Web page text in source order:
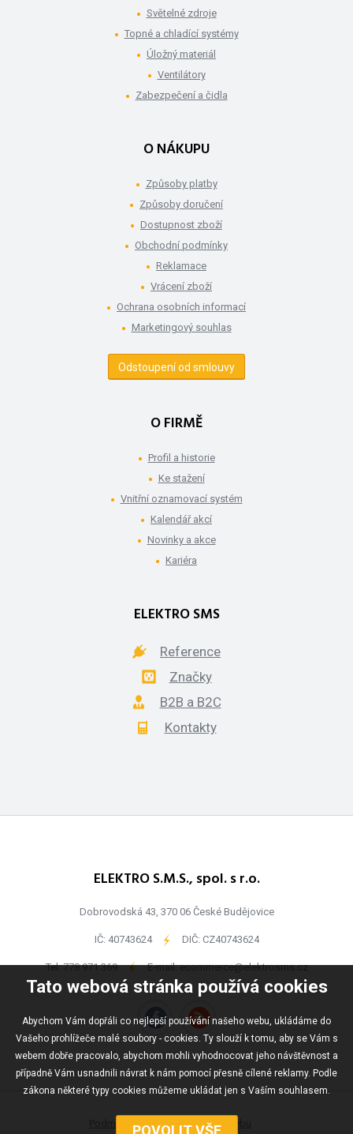
Tato webová stránka používá cookies
Abychom Vám dopřáli co nejlepší používání našeho webu, ukládáme do
Vašeho prohlížeče malé soubory - cookies. Ty slouží k tomu, aby se Vám s
webem dobře pracovalo, abychom mohli vyhodnocovat jeho návštěvnost a
případně Vám usnadnili návrat k nám pomocí přesně cílené reklamy. Podle
zákona některé typy cookies můžeme ukládat jen s Vaším souhlasem.
Světelné zdroje
Topné a chladící systémy
Úložný materiál
Ventilátory
Zabezpečení a čidla
O NÁKUPU
Způsoby platby
Způsoby doručení
Dostupnost zboží
Obchodní podmínky
Reklamace
Vrácení zboží
Ochrana osobních informací
Marketingový souhlas
Odstoupení od smlouvy
O FIRMĚ
Profil a historie
Ke stažení
Vnitřní oznamovací systém
Kalendář akcí
Novinky a akce
Kariéra
ELEKTRO SMS
Reference
Značky
B2B a B2C
Kontakty
ELEKTRO S.M.S., spol. s r.o.
Dobrovodská 43, 370 06 České Budějovice
IČ: 40743624 - DIČ: CZ40743624
Tel:778 971 369 - E-mail:ecommerce@elektrosms.cz
Podmínky užívání Mapa webu